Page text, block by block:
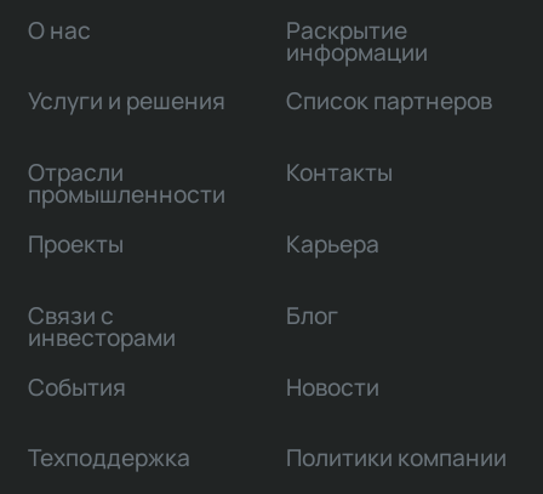
О нас
Услуги и решения
Отрасли
промышленности
Проекты
Связи с
инвесторами
Раскрытие
информации
Список партнеров
Контакты
Карьера
Блог
События Новости
Техподдержка Политики компании